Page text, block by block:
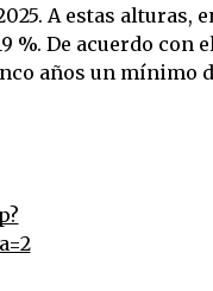
A estas alturas,
%. De acuerdo con
años un mínimo